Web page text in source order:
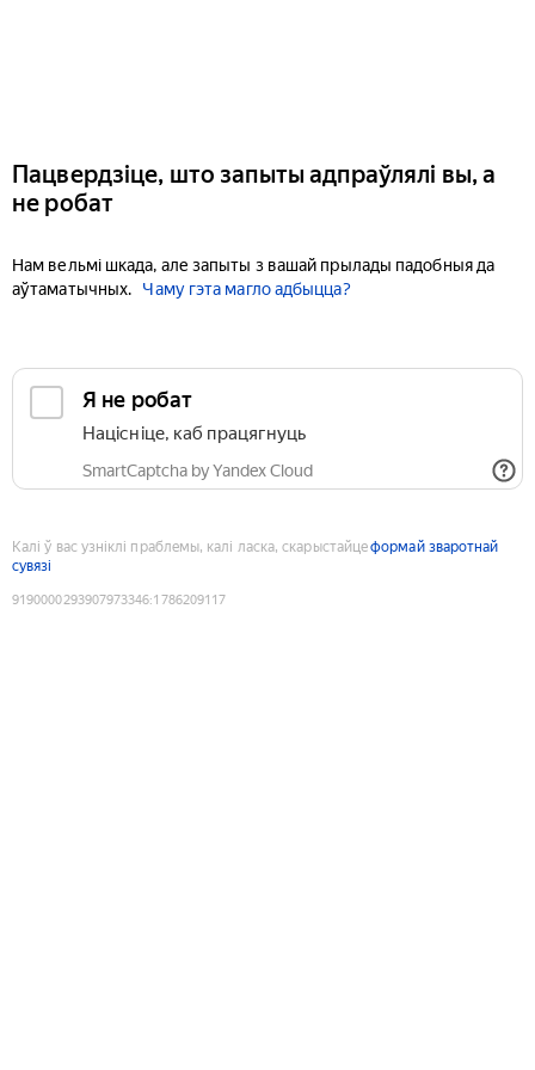
Пацвердзіце, што запыты адпраўлялі вы, а
не робат
Нам вельмі шкада, але запыты з вашай прылады падобныя да
аўтаматычных.
Чаму гэта магло адбыцца?
Я не робат
Націсніце, каб працягнуць
SmartCaptcha by Yandex Cloud
Калі ў вас узніклі праблемы, калі ласка, скарыстайцеформай зваротнай
сувязі
9190000293907973346:1786209117